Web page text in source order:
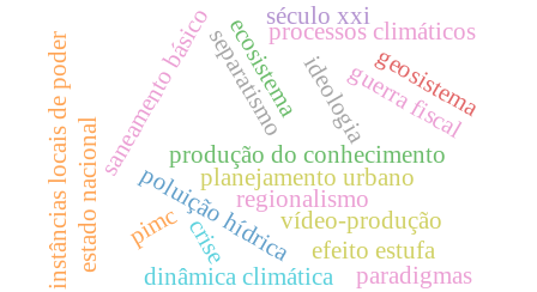
planejamento urbano
ideologia
processos climáticos
poluição hídrica
saneamento básicoprodução do conhecimento
regionalismo
separatismo
crise
estado nacional
instâncias locais de poder guerra fiscal
dinâmica climática
vídeo-produção
ecosistema
efeito estufa
pimc
geosistema
paradigmas
século xxi